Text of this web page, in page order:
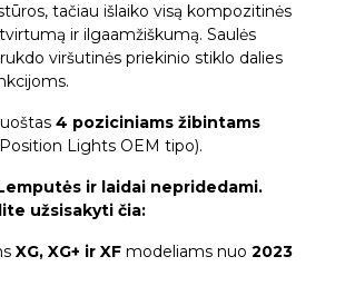
tačiau išlaiko visą kompozitinės
ir ilgaamžiškumą. Saulės
viršutinės priekinio stiklo dalies
4 poziciniams žibintams
Lights OEM tipo).
Lemputės ir laidai nepridedami.
užsisakyti čia:
XG, XG+ ir XF modeliams nuo 2023